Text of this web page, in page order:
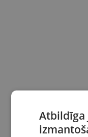
Atbildīga